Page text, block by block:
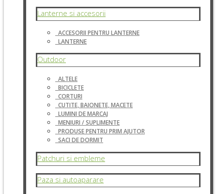
Lanterne si accesorii
ACCESORII PENTRU LANTERNE
LANTERNE
Outdoor
ALTELE
BICICLETE
CORTURI
CUTITE, BAIONETE, MACETE
LUMINI DE MARCAJ
MENIURI / SUPLIMENTE
PRODUSE PENTRU PRIM AJUTOR
SACI DE DORMIT
Patchuri si embleme
Paza si autoaparare